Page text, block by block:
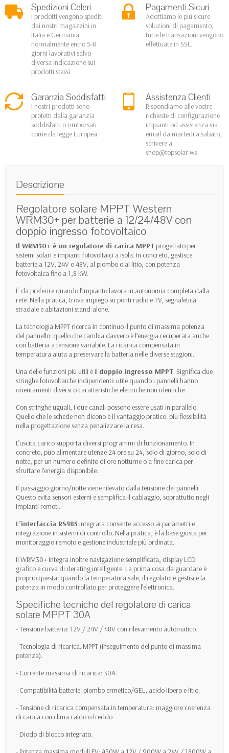
Spedizioni Celeri
I prodotti vengono spediti
dai nostri magazzini in
Italia e Germania
normalmente entro 5-8
giorni lavorativi salvo
diversa indicazione sui
prodotti stessi
Pagamenti Sicuri
Adottiamo le più sicure
soluzioni di pagamento,
tutte le transazioni vengono
effettuate in SSL.
Garanzia Soddisfatti
I nostri prodotti sono
protetti dalla garanzia
soddisfatti o rimborsati
come da legge Europea
Assistenza Clienti
Rispondiamo alle vostre
richieste di configurazione
impianti od assistenza via
email da martedì a sabato,
scrivere a
shop@topsolar.ws
Descrizione
Regolatore solare MPPT Western
WRM30+ per batterie a 12/24/48V con
doppio ingresso fotovoltaico
Il WRM30+ è un regolatore di carica MPPT progettato per
sistemi solari e impianti fotovoltaici a isola. In concreto, gestisce
batterie a 12V, 24V o 48V, al piombo o al litio, con potenza
fotovoltaica fino a 1,8 kW.
È da preferire quando l’impianto lavora in autonomia completa dalla
rete. Nella pratica, trova impiego su ponti radio e TV, segnaletica
stradale e abitazioni stand-alone.
La tecnologia MPPT ricerca in continuo il punto di massima potenza
del pannello: quello che cambia davvero è l’energia recuperata anche
con batteria a tensione variabile. La ricarica compensata in
temperatura aiuta a preservare la batteria nelle diverse stagioni.
Una delle funzioni più utili è il doppio ingresso MPPT. Significa due
stringhe fotovoltaiche indipendenti: utile quando i pannelli hanno
orientamenti diversi o caratteristiche elettriche non identiche.
Con stringhe uguali, i due canali possono essere usati in parallelo.
Quello che le schede non dicono è il vantaggio pratico: più flessibilità
nella progettazione senza penalizzare la resa.
L’uscita carico supporta diversi programmi di funzionamento. In
concreto, può alimentare utenze 24 ore su 24, solo di giorno, solo di
notte, per un numero definito di ore notturne o a fine carica per
sfruttare l’energia disponibile.
Il passaggio giorno/notte viene rilevato dalla tensione dei pannelli.
Questo evita sensori esterni e semplifica il cablaggio, soprattutto negli
impianti remoti.
L’interfaccia RS485 integrata consente accesso ai parametri e
integrazione in sistemi di controllo. Nella pratica, è la base giusta per
monitoraggio remoto e gestione industriale più ordinata.
Il WRM30+ integra inoltre navigazione semplificata, display LCD
grafico e curva di derating intelligente. La prima cosa da guardare è
proprio questa: quando la temperatura sale, il regolatore gestisce la
potenza in modo controllato per proteggere l’elettronica.
Specifiche tecniche del regolatore di carica
solare MPPT 30A
- Tensione batteria: 12V / 24V / 48V con rilevamento automatico.
- Tecnologia di ricarica: MPPT (inseguimento del punto di massima
potenza).
- Corrente massima di ricarica: 30A.
- Compatibilità batterie: piombo ermetico/GEL, acido libero e litio.
- Tensione di ricarica compensata in temperatura: maggiore coerenza
di carica con clima caldo o freddo.
- Diodo di blocco integrato.